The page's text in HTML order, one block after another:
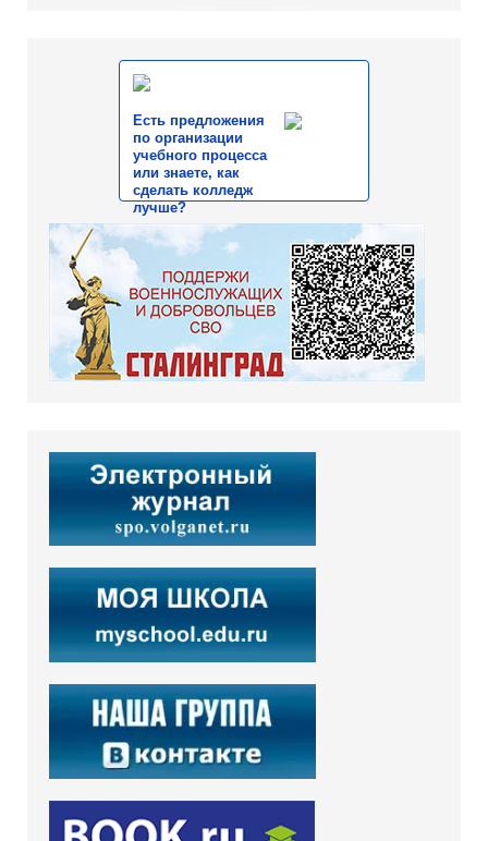
Есть предложения
по организации
учебного процесса
или знаете, как
сделать колледж
лучше?